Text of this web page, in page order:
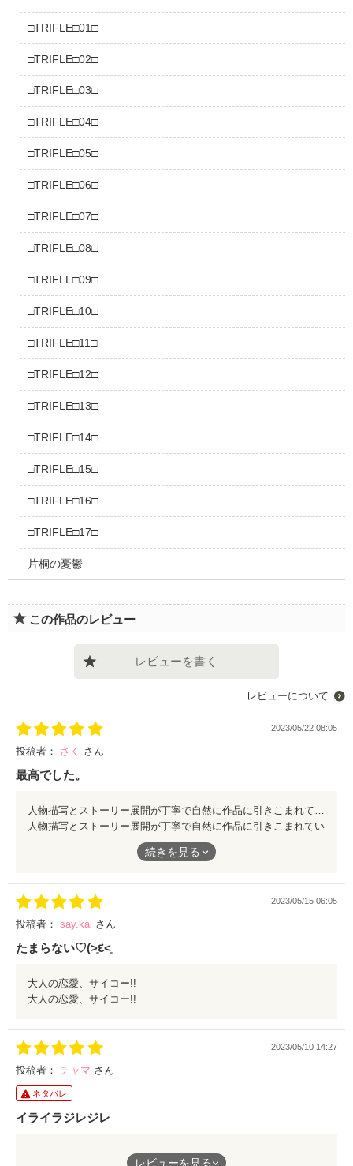
□TRIFLE□01□
□TRIFLE□02□
□TRIFLE□03□
□TRIFLE□04□
□TRIFLE□05□
□TRIFLE□06□
□TRIFLE□07□
□TRIFLE□08□
□TRIFLE□09□
□TRIFLE□10□
□TRIFLE□11□
□TRIFLE□12□
□TRIFLE□13□
□TRIFLE□14□
□TRIFLE□15□
□TRIFLE□16□
□TRIFLE□17□
片桐の憂鬱
この作品のレビュー
レビューを書く
レビューについて
2023/05/22 08:05
投稿者： さく さん
最高でした。
人物描写とストーリー展開が丁寧で自然に作品に引きこまれてい
くし、何より片桐さんがかっこいい！好感を持てる主人公といい
男！きたみ先生は天才です。続きを見る
2023/05/15 06:05
投稿者： say.kai さん
たまらない♡⁠(⁠˃͈⁠⁠દ⁠⁠˂͈⁠⁠
大人の恋愛、サイコー!!
大人の恋愛、サイコー!!
2023/05/10 14:27
投稿者： チャマ さん
ネタバレ
イライラジレジレ
片桐の中途半端な優しさが平井との関係を中途半端にして不安に
レビューを見る